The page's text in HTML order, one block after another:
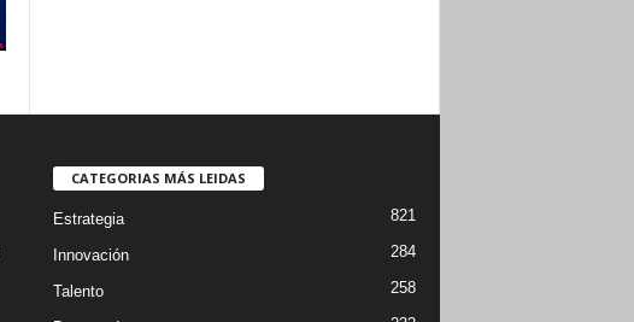
CATEGORIAS MÁS LEIDAS
Estrategia 821
Innovación 284
Talento 258